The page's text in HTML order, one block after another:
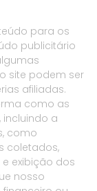
para os
publicitário
site podem ser
afiliadas.
como as
a
como
coletados,
exibição dos
nosso